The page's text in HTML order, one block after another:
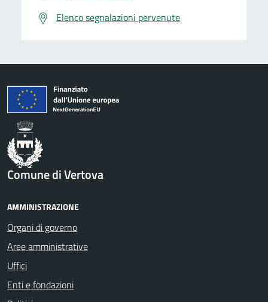
Elenco segnalazioni pervenute
Comune di Vertova
AMMINISTRAZIONE
Organi di governo
Aree amministrative
Uffici
Enti e fondazioni